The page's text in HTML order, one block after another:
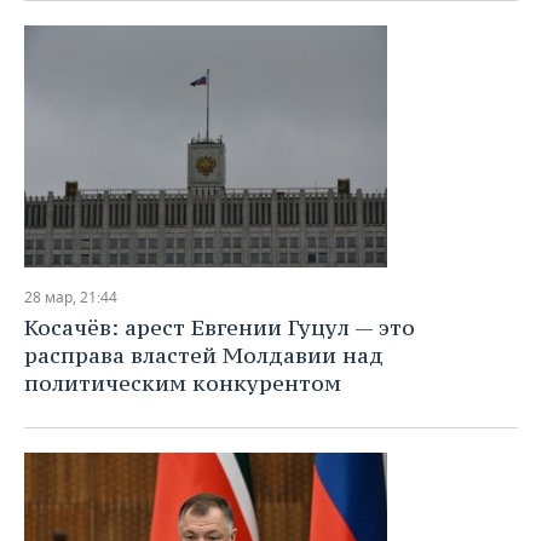
28 мар, 21:44
Косачёв: арест Евгении Гуцул — это
расправа властей Молдавии над
политическим конкурентом